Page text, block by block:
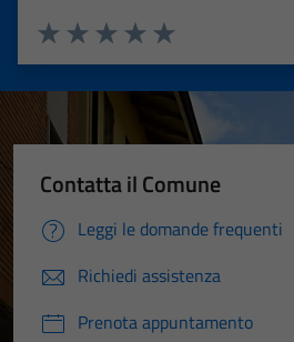
Valuta 5 stelle su 5
Valuta 4 stelle su 5
Valuta 3 stelle su 5
Valuta 2 stelle su 5
Valuta 1 stelle su 5
Contatta il Comune
Leggi le domande frequenti
Richiedi assistenza
Prenota appuntamento